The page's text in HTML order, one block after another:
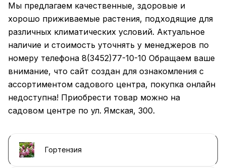
Мы предлагаем качественные, здоровые и
хорошо приживаемые растения, подходящие для
различных климатических условий. Актуальное
наличие и стоимость уточнять у менеджеров по
номеру телефона 8(3452)77-10-10 Обращаем ваше
внимание, что сайт создан для ознакомления с
ассортиментом садового центра, покупка онлайн
недоступна! Приобрести товар можно на
садовом центре по ул. Ямская, 300.
Гортензия